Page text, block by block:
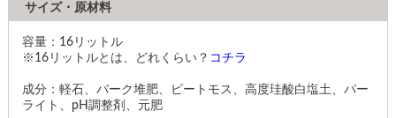
サイズ・原材料
容量：16リットル
※16リットルとは、どれくらい？ コチラ
成分：軽石、バーク堆肥、ピートモス、高度珪酸白塩土、パー
ライト、pH調整剤、元肥